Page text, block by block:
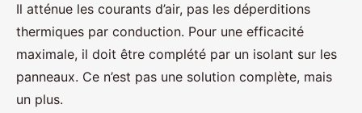
Il atténue les courants d’air, pas les déperditions
thermiques par conduction. Pour une efficacité
maximale, il doit être complété par un isolant sur les
panneaux. Ce n’est pas une solution complète, mais
un plus.